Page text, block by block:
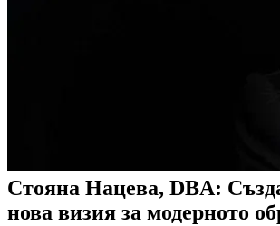
Стояна Нацева, DBA:
нова визия за модерното